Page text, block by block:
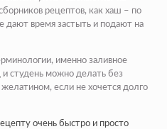
рецептов, как хаш – по
дают время застыть и подают на
именно заливное
и студень можно делать без
если не хочется долго
очень быстро и просто